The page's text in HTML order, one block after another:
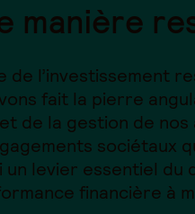
manière
de l’investissement
fait la pierre
de la gestion de
sociétaux
un levier essentiel
financière à